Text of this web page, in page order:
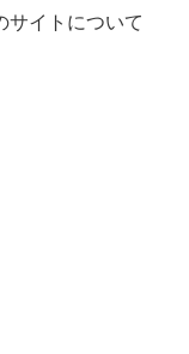
サイトについて